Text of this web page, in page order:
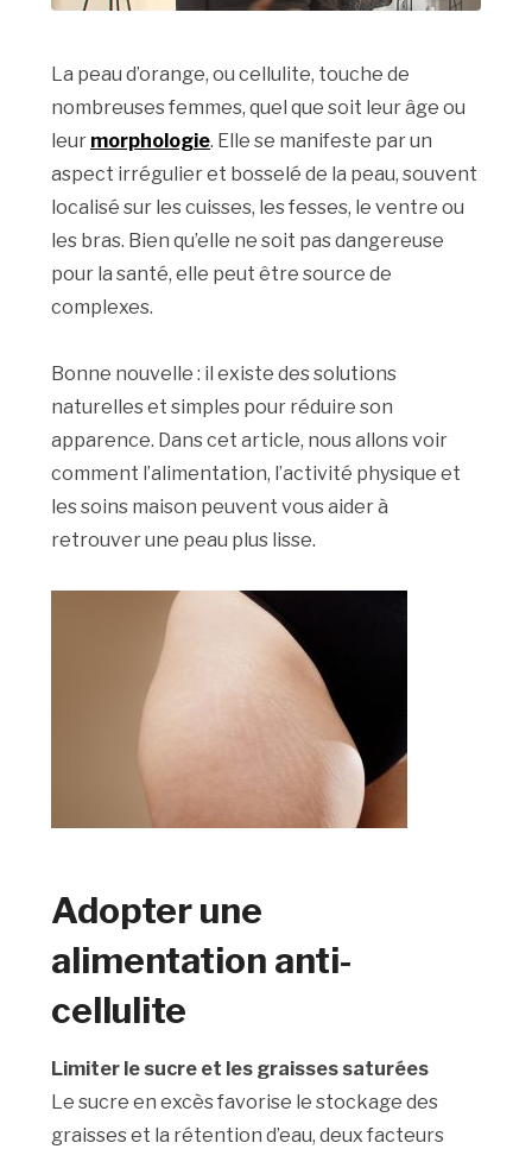
La peau d’orange, ou cellulite, touche de
nombreuses femmes, quel que soit leur âge ou
leur morphologie. Elle se manifeste par un
aspect irrégulier et bosselé de la peau, souvent
localisé sur les cuisses, les fesses, le ventre ou
les bras. Bien qu’elle ne soit pas dangereuse
pour la santé, elle peut être source de
complexes.
Bonne nouvelle : il existe des solutions
naturelles et simples pour réduire son
apparence. Dans cet article, nous allons voir
comment l’alimentation, l’activité physique et
les soins maison peuvent vous aider à
retrouver une peau plus lisse.
Adopter une
alimentation anti-
cellulite
Limiter le sucre et les graisses saturées
Le sucre en excès favorise le stockage des
graisses et la rétention d’eau, deux facteurs